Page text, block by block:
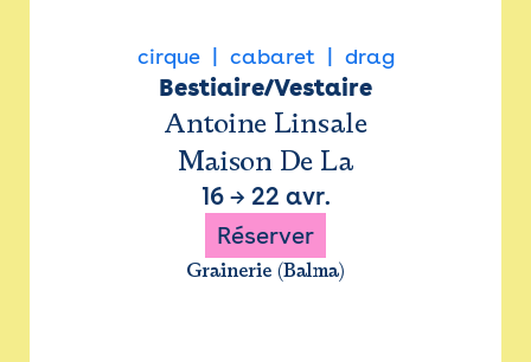
cirque cabaret drag
Bestiaire/Vestaire
Antoine Linsale
Maison De La
16→ 22 avr.
Réserver
Grainerie (Balma)